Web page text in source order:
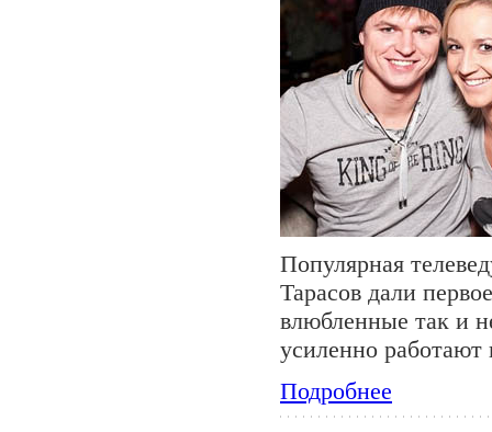
Популярная
Тарасов дали
влюбленные так и
усиленно работают
Подробнее